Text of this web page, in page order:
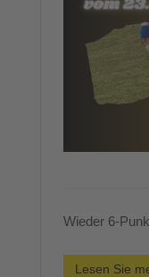
Wieder 6-
Lesen Sie